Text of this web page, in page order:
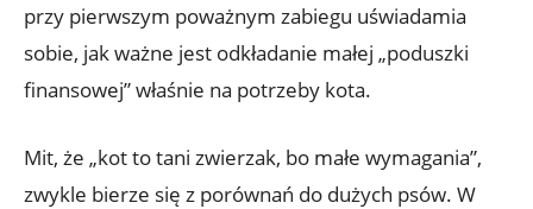
przy pierwszym poważnym zabiegu uświadamia
sobie, jak ważne jest odkładanie małej „poduszki
finansowej” właśnie na potrzeby kota.
Mit, że „kot to tani zwierzak, bo małe wymagania”,
zwykle bierze się z porównań do dużych psów. W